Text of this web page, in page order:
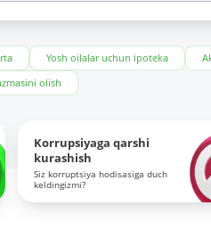
Yosh oilalar uchun ipoteka
olish
Korrupsiyaga qarshi
kurashish
Siz korruptsiya hodisasiga duch
keldingizmi?